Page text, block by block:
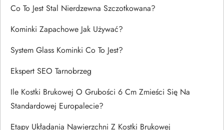
Co To Jest Stal Nierdzewna Szczotkowana?
Kominki Zapachowe Jak Używać?
System Glass Kominki Co To Jest?
Ekspert SEO Tarnobrzeg
Ile Kostki Brukowej O Grubości 6 Cm Zmieści Się Na
Standardowej Europalecie?
Etapy Układania Nawierzchni Z Kostki Brukowej